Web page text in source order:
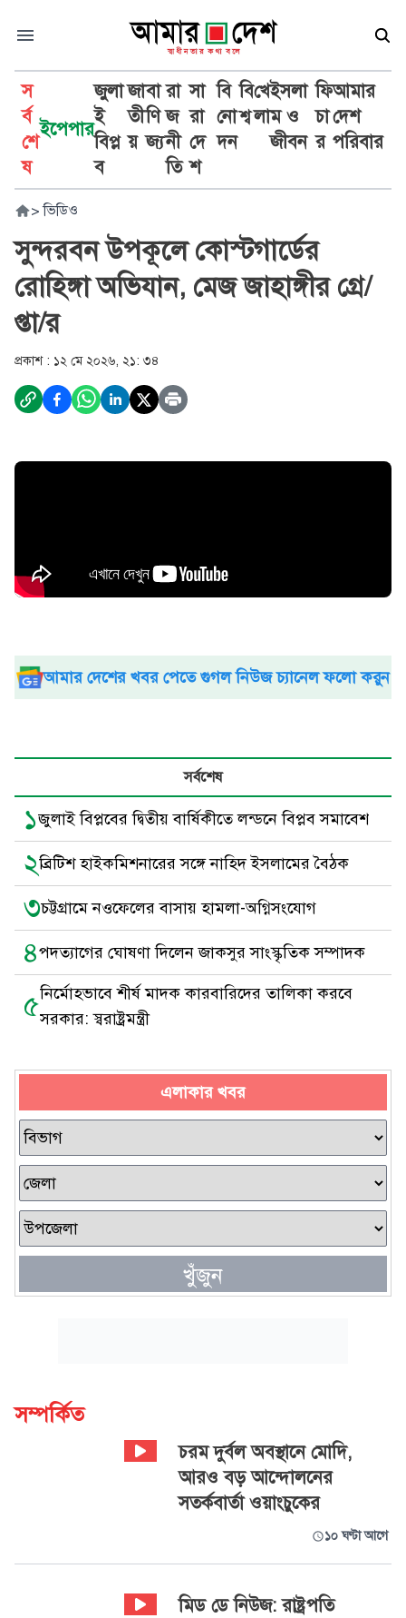
স
র্ব
শে
ষ
ইপেপার
জুলা
ই
বিপ্ল
ব
জা
তী
য়
বা
ণি
জ্য
রা
জ
নী
তি
সা
রা
দে
শ
বি
নো
দন
বি
শ্ব
খে
লা
ইসলা
ম ও
জীবন
ফি
চা
র
আমার
দেশ
পরিবার
> ভিডিও
সুন্দরবন উপকূলে কোস্টগার্ডের
রোহিঙ্গা অভিযান, মেজ জাহাঙ্গীর গ্রে/
প্তা/র
প্রকাশ : ১২ মে ২০২৬, ২১: ৩৪
আমার দেশের খবর পেতে গুগল নিউজ চ্যানেল ফলো করুন
সর্বশেষ
১জুলাই বিপ্লবের দ্বিতীয় বার্ষিকীতে লন্ডনে বিপ্লব সমাবেশ
২ব্রিটিশ হাইকমিশনারের সঙ্গে নাহিদ ইসলামের বৈঠক
৩চট্টগ্রামে নওফেলের বাসায় হামলা-অগ্নিসংযোগ
৪পদত্যাগের ঘোষণা দিলেন জাকসুর সাংস্কৃতিক সম্পাদক
৫নির্মোহভাবে শীর্ষ মাদক কারবারিদের তালিকা করবে
সরকার: স্বরাষ্ট্রমন্ত্রী
এলাকার খবর
খুঁজুন
সম্পর্কিত
চরম দুর্বল অবস্থানে মোদি,
আরও বড় আন্দোলনের
সতর্কবার্তা ওয়াংচুকের
১০ ঘণ্টা আগে
‍মিড ডে নিউজ: রাষ্ট্রপতি